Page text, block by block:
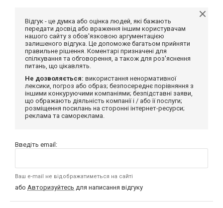
Відгук - це думка або оцінка людей, які бажають
передати досвід або враження іншим користувачам
нашого сайту з обов'язковою аргументацією
залишеного відгука. Це допоможе багатьом прийняти
правильне рішення. Коментарі призначені для
спілкування та обговорення, а також для роз'яснення
питань, що цікавлять.
Не дозволяється: використання ненормативної
лексики, погроз або образ; безпосереднє порівняння з
іншими конкуруючими компаніями; безпідставні заяви,
що ображають діяльність компанії і / або її послуги;
розміщення посилань на сторонні інтернет-ресурси;
реклама та самореклама.
Введіть email:
Ваш e-mail не відображатиметься на сайті
або Авторизуйтесь для написання відгуку